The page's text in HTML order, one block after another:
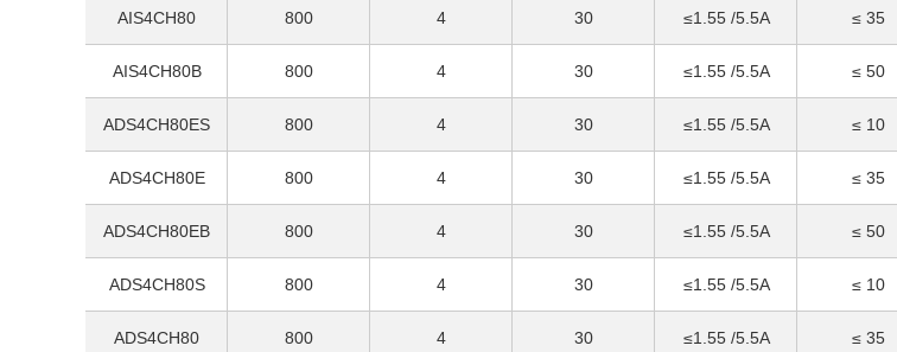
AIS4CH80 800 4 30 ≤1.55 /5.5A ≤ 35
AIS4CH80B 800 4 30 ≤1.55 /5.5A ≤ 50
ADS4CH80ES 800 4 30 ≤1.55 /5.5A ≤ 10
ADS4CH80E 800 4 30 ≤1.55 /5.5A ≤ 35
ADS4CH80EB 800 4 30 ≤1.55 /5.5A ≤ 50
ADS4CH80S 800 4 30 ≤1.55 /5.5A ≤ 10
ADS4CH80 800 4 30 ≤1.55 /5.5A ≤ 35